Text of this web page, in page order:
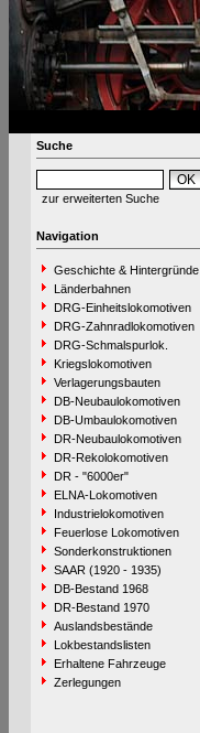
Suche
zur erweiterten Suche
Navigation
Geschichte & Hintergründe
Länderbahnen
DRG-Einheitslokomotiven
DRG-Zahnradlokomotiven
DRG-Schmalspurlok.
Kriegslokomotiven
Verlagerungsbauten
DB-Neubaulokomotiven
DB-Umbaulokomotiven
DR-Neubaulokomotiven
DR-Rekolokomotiven
DR - "6000er"
ELNA-Lokomotiven
Industrielokomotiven
Feuerlose Lokomotiven
Sonderkonstruktionen
SAAR (1920 - 1935)
DB-Bestand 1968
DR-Bestand 1970
Auslandsbestände
Lokbestandslisten
Erhaltene Fahrzeuge
Zerlegungen